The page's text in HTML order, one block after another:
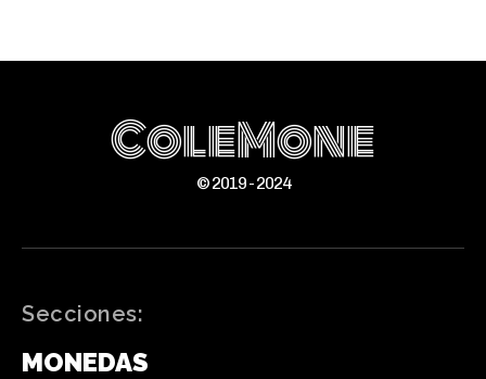
ColeMone
© 2019 - 2024
Secciones:
MONEDAS